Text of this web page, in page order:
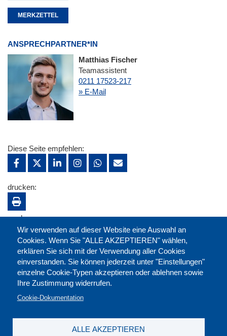
MERKZETTEL
ANSPRECHPARTNER*IN
Matthias Fischer
Teamassistent
0211 17523-217
» E-Mail
Wir verwenden auf dieser Website eine Auswahl an
Cookies. Wenn Sie "ALLE AKZEPTIEREN" wählen,
erklären Sie sich mit der Verwendung aller Cookies
einverstanden. Sie können jederzeit unter "Einstellungen"
einzelne Cookie-Typen akzeptieren oder ablehnen sowie
Ihre Zustimmung widerrufen.
Cookie-Dokumentation
ALLE AKZEPTIEREN
Diese Seite empfehlen:
drucken:
merken: